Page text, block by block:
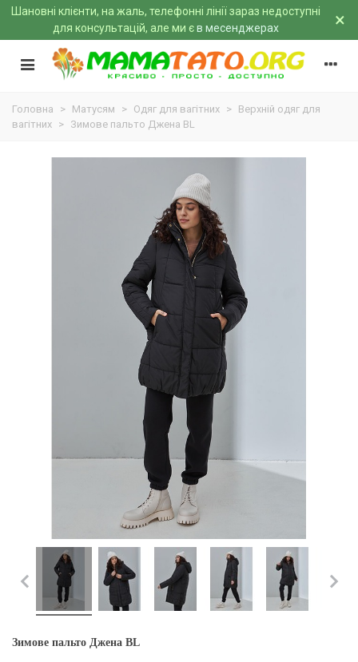
Шановні клієнти, на жаль, телефонні лінії зараз недоступні
для консультацій, але ми єв месенджерах ×
Головна > Матусям > Одяг для вагітних > Верхній одяг для
вагітних > Зимове пальто Джена BL
Зимове пальто Джена BL